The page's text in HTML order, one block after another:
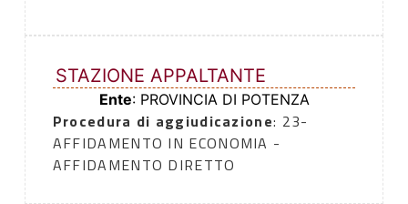
STAZIONE APPALTANTE
Ente: PROVINCIA DI POTENZA
Procedura di aggiudicazione: 23-
AFFIDAMENTO IN ECONOMIA -
AFFIDAMENTO DIRETTO